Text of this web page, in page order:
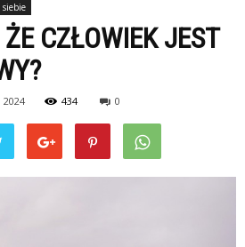
CZŁOWIEK JEST
434 0